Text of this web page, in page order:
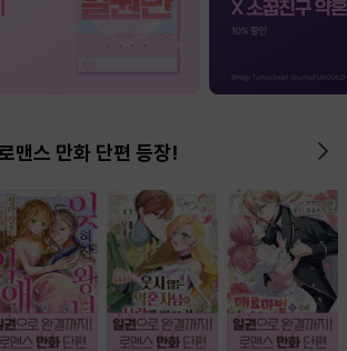
맨스 만화 단편 등장!